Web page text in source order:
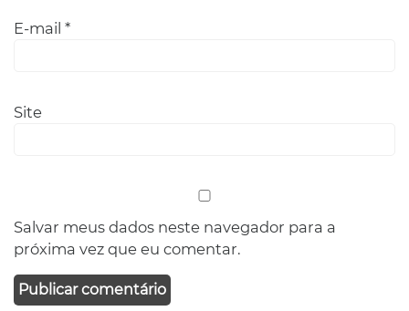
E-mail *
Site
Salvar meus dados neste navegador para a
próxima vez que eu comentar.